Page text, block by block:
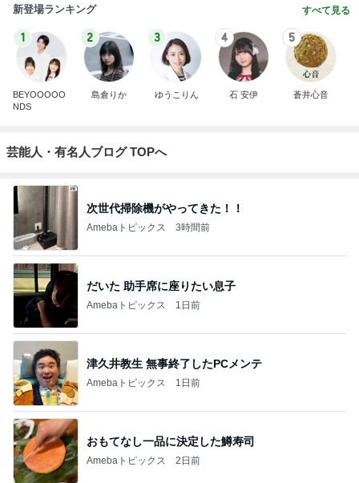
新登場ランキング すべて見る
1
BEYOOOOO
NDS
2
島倉りか
3
ゆうこりん
4
石 安伊
5
蒼井心音
芸能人・有名人ブログ TOPへ
次世代掃除機がやってきた！！
Amebaトピックス 3時間前
だいた 助手席に座りたい息子
Amebaトピックス 1日前
津久井教生 無事終了したPCメンテ
Amebaトピックス 1日前
おもてなし一品に決定した鱒寿司
Amebaトピックス 2日前